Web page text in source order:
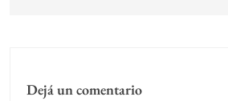
Dejá un comentario